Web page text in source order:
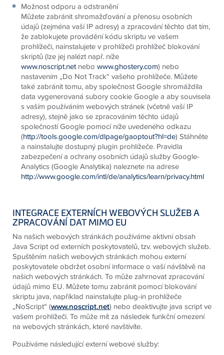
Možnost odporu a odstranění
Můžete zabránit shromažďování a přenosu osobních
údajů (zejména vaší IP adresy) a zpracování těchto dat tím,
že zablokujete provádění kódu skriptu ve vašem
prohlížeči, nainstalujete v prohlížeči prohlížeč blokování
skriptů (lze jej nalézt např. níže
www.noscript.netnebo www.ghostery.com) nebo
nastavením „Do Not Track“ vašeho prohlížeče. Můžete
také zabránit tomu, aby společnost Google shromáždila
data vygenerovaná subory cookie Google a aby souvisela
s vaším používáním webových stránek (včetně vaší IP
adresy), stejně jako se zpracováním těchto údajů
společností Google pomocí níže uvedeného odkazu
(http://tools.google.com/dlpage/gaoptout?hl=de) Stáhněte
a nainstalujte dostupný plugin prohlížeče. Pravidla
zabezpečení a ochrany osobních údajů služby Google-
Analytics (Google Analytika) naleznete na adrese
http://www.google.com/intl/de/analytics/learn/privacy.html
INTEGRACE EXTERNÍCH WEBOVÝCH SLUŽEB A
ZPRACOVÁNÍ DAT MIMO EU
Na našich webových stránkách používáme aktivní obsah
Java Script od externích poskytovatelů, tzv. webových služeb.
Spuštěním našich webových stránkách mohou externí
poskytovatele obdržet osobní informace o vaší návštěvě na
našich webových stránkách. To může zahrnovat zpracování
údajů mimo EU. Můžete tomu zabránit pomocí blokování
skriptu java, například nainstalujte plug-in prohlížeče
„NoScript“ (www.noscript.net) nebo deaktivujte java script ve
vašem prohlížeči. To může mít za následek funkční omezení
na webových stránkách, které navštívíte.
Používáme následující externí webové služby: